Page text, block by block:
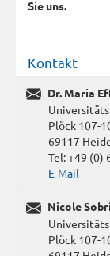
Sie uns.
Kontakt
Dr. Maria
Plöck 107-
69117
Tel: +49 (0)
E-Mail
Nicole
Plöck 107-